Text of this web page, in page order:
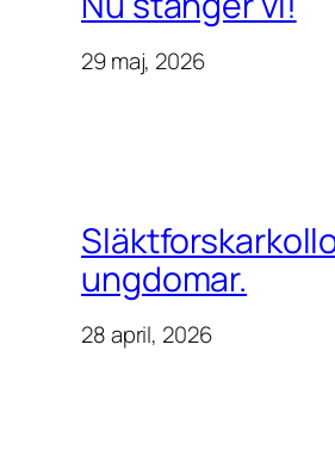
29 maj, 2026
ungdomar.
28 april, 2026